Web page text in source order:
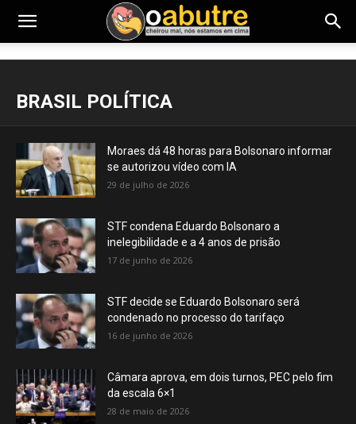
BRASIL POLÍTICA
Moraes dá 48 horas para Bolsonaro informar
se autorizou vídeo com IA
29 de julho de 2026
STF condena Eduardo Bolsonaro a
inelegibilidade e a 4 anos de prisão
17 de junho de 2026
STF decide se Eduardo Bolsonaro será
condenado no processo do tarifaço
16 de junho de 2026
Câmara aprova, em dois turnos, PEC pelo fim
da escala 6×1
28 de maio de 2026